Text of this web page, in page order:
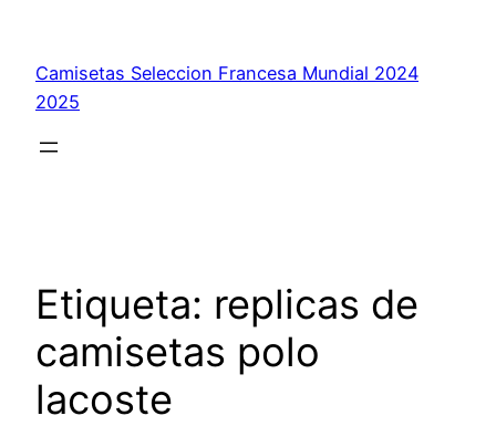
contenido
Camisetas Seleccion Francesa Mundial 2024
2025
Etiqueta: replicas de
camisetas polo
lacoste